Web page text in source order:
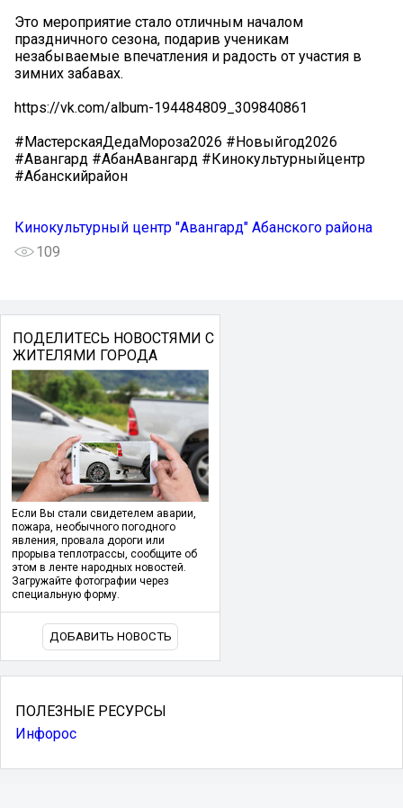
Это мероприятие стало отличным началом
праздничного сезона, подарив ученикам
незабываемые впечатления и радость от участия в
зимних забавах.
https://vk.com/album-194484809_309840861
#МастерскаяДедаМороза2026 #Новыйгод2026
#Авангард #АбанАвангард #Кинокультурныйцентр
#Абанскийрайон
Кинокультурный центр "Авангард" Абанского района
109
ПОДЕЛИТЕСЬ НОВОСТЯМИ С
ЖИТЕЛЯМИ ГОРОДА
Если Вы стали свидетелем аварии,
пожара, необычного погодного
явления, провала дороги или
прорыва теплотрассы, сообщите об
этом в ленте народных новостей.
Загружайте фотографии через
специальную форму.
ДОБАВИТЬ НОВОСТЬ
ПОЛЕЗНЫЕ РЕСУРСЫ
Инфорос